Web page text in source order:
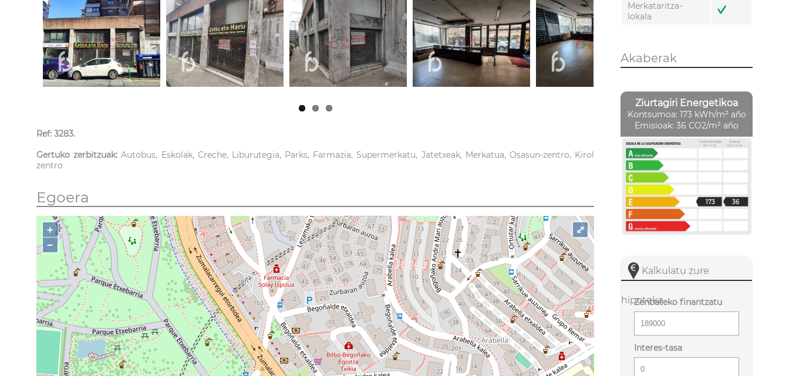
Ref: 3283.
Gertuko zerbitzuak: Autobus, Eskolak, Creche, Liburutegia, Parks, Farmazia, Supermerkatu, Jatetxeak, Merkatua, Osasun-zentro, Kirol
zentro
Egoera
+
−
⤢
Merkataritza-
lokala
Akaberak
Ziurtagiri Energetikoa
Kontsumoa: 173 kWh/m² año
Emisioak: 36 CO2/m² año
173 36
Kalkulatu zure
hipoteka
Zenbateko finantzatu
Interes-tasa